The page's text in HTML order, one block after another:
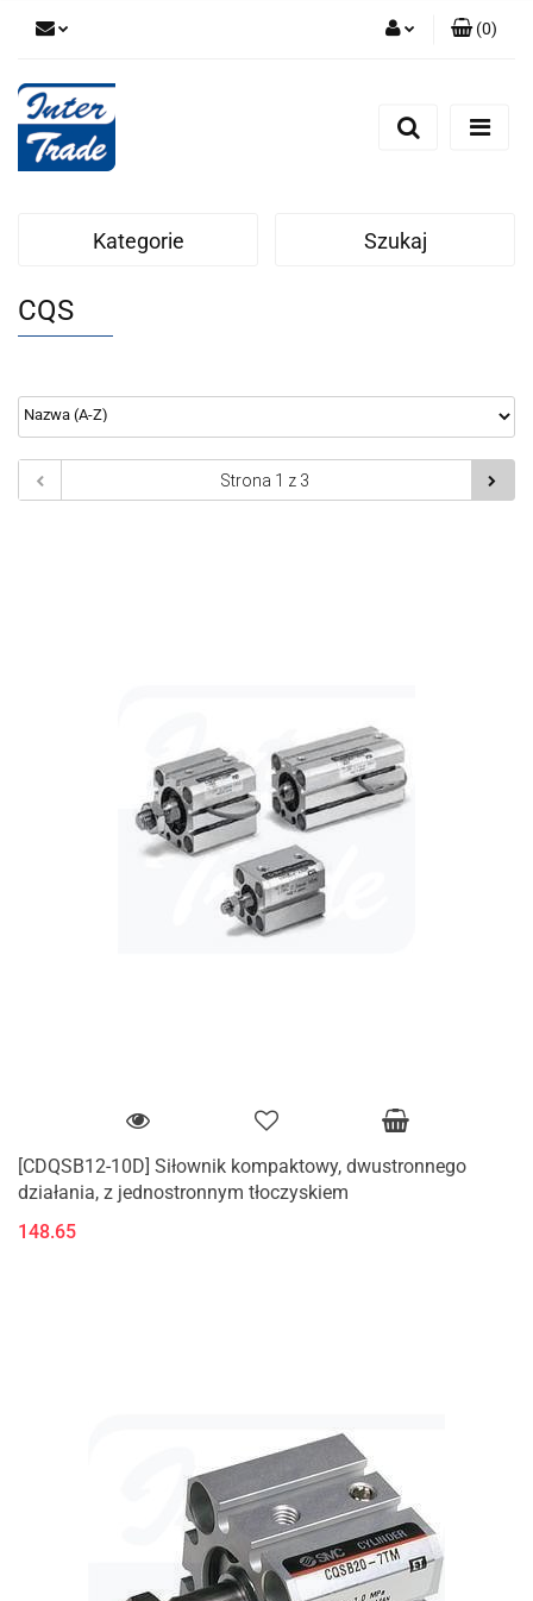
Zarejestruj się
(0)
Kategorie Szukaj
CQS
[CDQSB12-10D] Siłownik kompaktowy, dwustronnego
działania, z jednostronnym tłoczyskiem
148.65